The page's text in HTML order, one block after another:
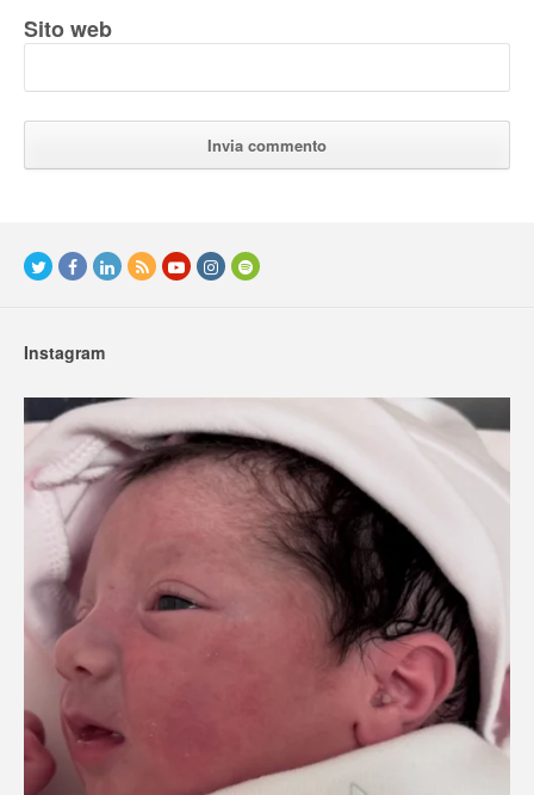
Sito web
Instagram